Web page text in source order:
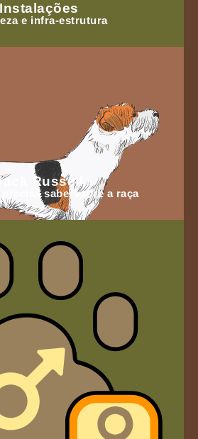
Instalações
e infra-estrutura
Russell
sabersobre a raça